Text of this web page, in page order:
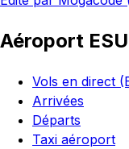
Aéroport ESU
Vols en direct
Arrivées
Départs
Taxi aéroport